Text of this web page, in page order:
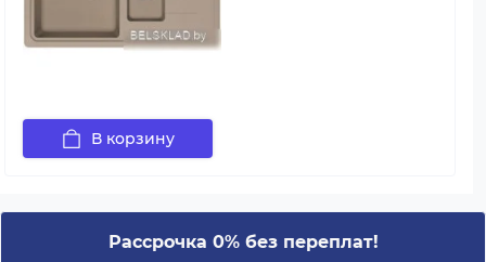
В корзину
Рассрочка 0% без переплат!